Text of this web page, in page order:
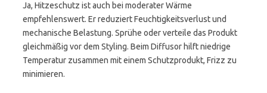
Ja, Hitzeschutz ist auch bei moderater Wärme
empfehlenswert. Er reduziert Feuchtigkeitsverlust und
mechanische Belastung. Sprühe oder verteile das Produkt
gleichmäßig vor dem Styling. Beim Diffusor hilft niedrige
Temperatur zusammen mit einem Schutzprodukt, Frizz zu
minimieren.